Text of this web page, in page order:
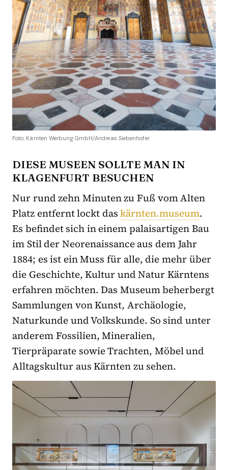
Foto: Kärnten Werbung GmbH/Andreas Siebenhofer
DIESE MUSEEN SOLLTE MAN IN
KLAGENFURT BESUCHEN
Nur rund zehn Minuten zu Fuß vom Alten
Platz entfernt lockt daskärnten.museum.
Es befindet sich in einem palaisartigen Bau
im Stil der Neorenaissance aus dem Jahr
1884; es ist ein Muss für alle, die mehr über
die Geschichte, Kultur und Natur Kärntens
erfahren möchten. Das Museum beherbergt
Sammlungen von Kunst, Archäologie,
Naturkunde und Volkskunde. So sind unter
anderem Fossilien, Mineralien,
Tierpräparate sowie Trachten, Möbel und
Alltagskultur aus Kärnten zu sehen.